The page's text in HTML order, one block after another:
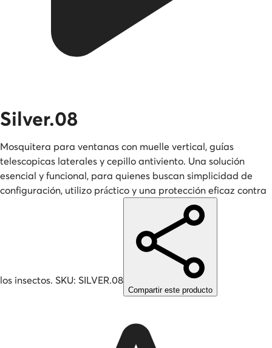
Silver.08
Mosquitera para ventanas con muelle vertical, guías
telescopicas laterales y cepillo antiviento. Una solución
esencial y funcional, para quienes buscan simplicidad de
configuración, utilizo práctico y una protección eficaz contra
los insectos. SKU: SILVER.08
Compartir este producto